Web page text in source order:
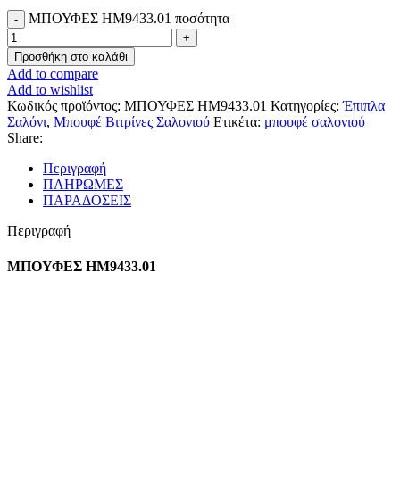
ΜΠΟΥΦΕΣ HM9433.01 ποσότητα
Προσθήκη στο καλάθι
Add to compare
Add to wishlist
Κωδικός προϊόντος: ΜΠΟΥΦΕΣ HM9433.01 Κατηγορίες: Έπιπλα
Σαλόνι, Μπουφέ Βιτρίνες Σαλονιού Ετικέτα: μπουφέ σαλονιού
Share:
Περιγραφή
ΠΛΗΡΩΜΕΣ
ΠΑΡΑΔΟΣΕΙΣ
Περιγραφή
ΜΠΟΥΦΕΣ HM9433.01